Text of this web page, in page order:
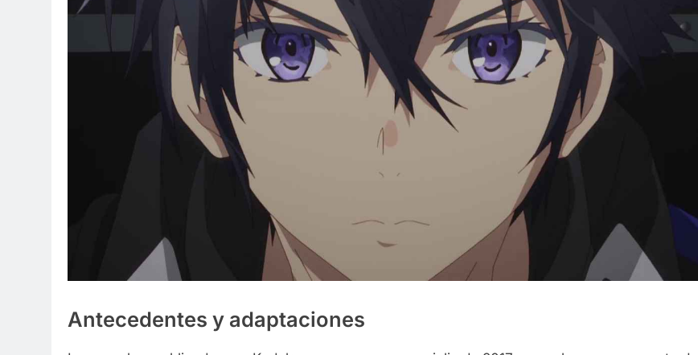
Antecedentes y adaptaciones